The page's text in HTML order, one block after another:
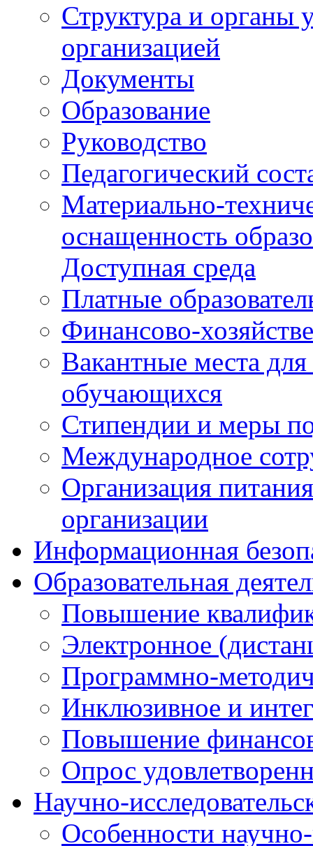
Структура и органы
организацией
Документы
Образование
Руководство
Педагогический
Материально-
оснащенность
Доступная среда
Платные
Финансово-
Вакантные места
обучающихся
Стипендии и меры
Международное
Организация
организации
Информационная
Образовательная
Повышение
Электронное
Программно-
Инклюзивное и
Повышение
Опрос
Научно-
Особенности